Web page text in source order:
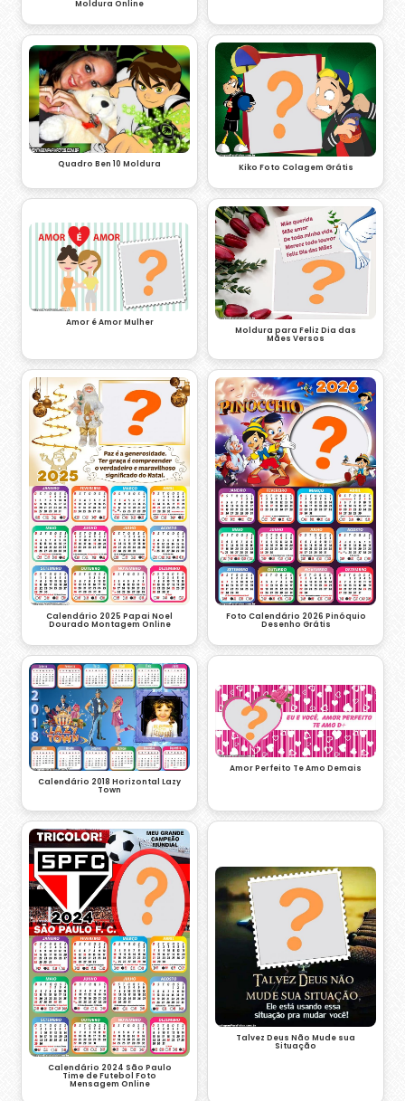
Moldura Online
Quadro Ben 10 Moldura Kiko Foto Colagem Grátis
Amor é Amor Mulher
Moldura para Feliz Dia das
Mães Versos
Calendário 2025 Papai Noel
Dourado Montagem Online
Foto Calendário 2026 Pinóquio
Desenho Grátis
Calendário 2018 Horizontal Lazy
Town
Amor Perfeito Te Amo Demais
Calendário 2024 São Paulo
Time de Futebol Foto
Mensagem Online
Talvez Deus Não Mude sua
Situação